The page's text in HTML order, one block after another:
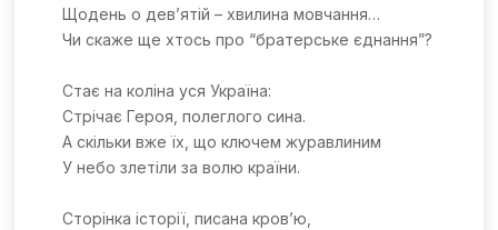
Щодень о дев’ятій – хвилина мовчання…
Чи скаже ще хтось про “братерське єднання”?
Стає на коліна уся Україна:
Стрічає Героя, полеглого сина.
А скільки вже їх, що ключем журавлиним
У небо злетіли за волю країни.
Сторінка історії, писана кров’ю,